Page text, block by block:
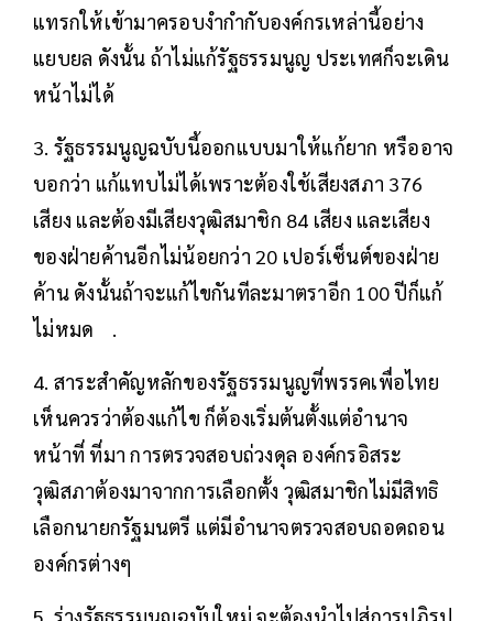
แทรกให้เข้ามาครอบงำกำกับองค์กรเหล่านี้อย่าง
แยบยล ดังนั้น ถ้าไม่แก้รัฐธรรมนูญ ประเทศก็จะเดิน
หน้าไม่ได้
3. รัฐธรรมนูญฉบับนี้ออกแบบมาให้แก้ยาก หรืออาจ
บอกว่า แก้แทบไม่ได้เพราะต้องใช้เสียงสภา 376
เสียง และต้องมีเสียงวุฒิสมาชิก 84 เสียง และเสียง
ของฝ่ายค้านอีกไม่น้อยกว่า 20 เปอร์เซ็นต์ของฝ่าย
ค้าน ดังนั้นถ้าจะแก้ไขกันทีละมาตราอีก 100 ปีก็แก้
ไม่หมด .
4. สาระสำคัญหลักของรัฐธรรมนูญที่พรรคเพื่อไทย
เห็นควรว่าต้องแก้ไข ก็ต้องเริ่มต้นตั้งแต่อำนาจ
หน้าที่ ที่มา การตรวจสอบถ่วงดุล องค์กรอิสระ
วุฒิสภาต้องมาจากการเลือกตั้ง วุฒิสมาชิกไม่มีสิทธิ
เลือกนายกรัฐมนตรี แต่มีอำนาจตรวจสอบถอดถอน
องค์กรต่างๆ